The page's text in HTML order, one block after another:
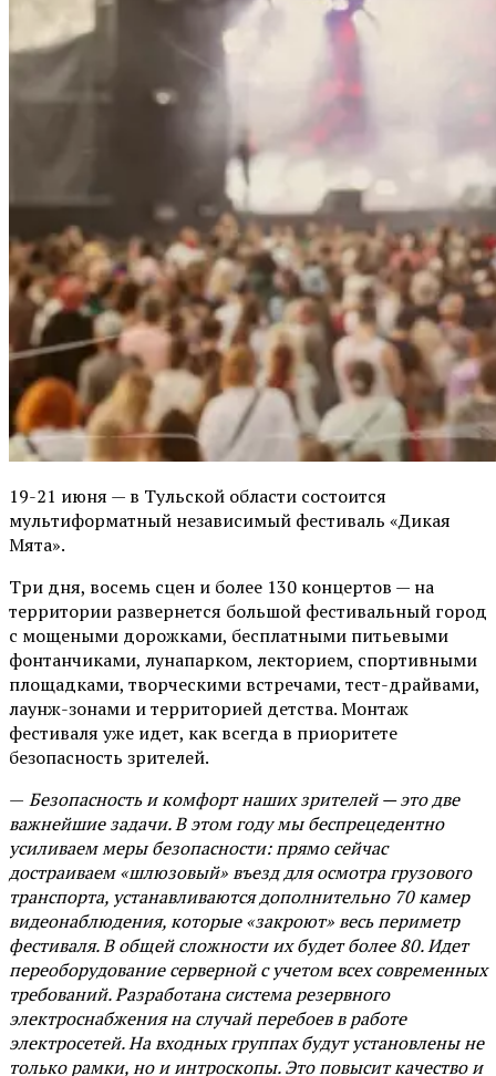
19-21 июня — в Тульской области состоится
мультиформатный независимый фестиваль «Дикая
Мята».
Три дня, восемь сцен и более 130 концертов — на
территории развернется большой фестивальный город
с мощеными дорожками, бесплатными питьевыми
фонтанчиками, лунапарком, лекторием, спортивными
площадками, творческими встречами, тест-драйвами,
лаунж-зонами и территорией детства. Монтаж
фестиваля уже идет, как всегда в приоритете
безопасность зрителей.
— Безопасность и комфорт наших зрителей — это две
важнейшие задачи. В этом году мы беспрецедентно
усиливаем меры безопасности: прямо сейчас
достраиваем «шлюзовый» въезд для осмотра грузового
транспорта, устанавливаются дополнительно 70 камер
видеонаблюдения, которые «закроют» весь периметр
фестиваля. В общей сложности их будет более 80. Идет
переоборудование серверной с учетом всех современных
требований. Разработана система резервного
электроснабжения на случай перебоев в работе
электросетей. На входных группах будут установлены не
только рамки, но и интроскопы. Это повысит качество и